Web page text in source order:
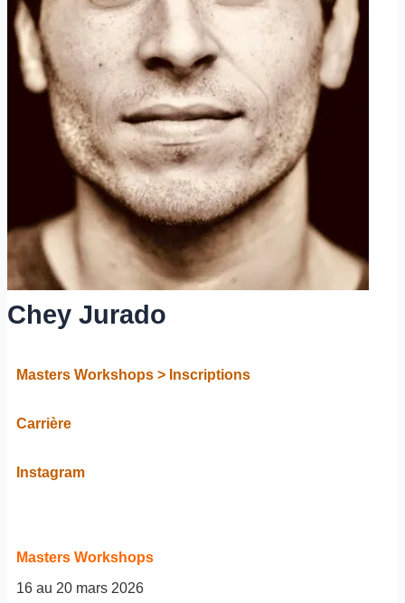
Chey Jurado​
Masters Workshops > Inscriptions
Carrière
Instagram
Masters Workshops
16 au 20 mars 2026